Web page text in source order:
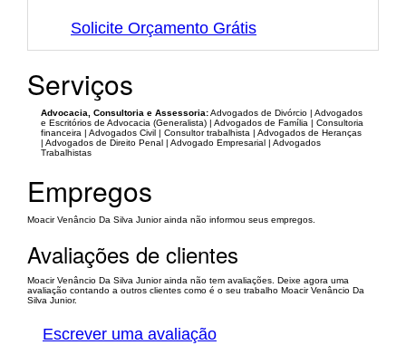
Solicite Orçamento Grátis
Serviços
Advocacia, Consultoria e Assessoria:Advogados de Divórcio | Advogados
e Escritórios de Advocacia (Generalista) | Advogados de Família | Consultoria
financeira | Advogados Civil | Consultor trabalhista | Advogados de Heranças
| Advogados de Direito Penal | Advogado Empresarial | Advogados
Trabalhistas
Empregos
Moacir Venâncio Da Silva Junior ainda não informou seus empregos.
Avaliações de clientes
Moacir Venâncio Da Silva Junior ainda não tem avaliações. Deixe agora uma
avaliação contando a outros clientes como é o seu trabalho Moacir Venâncio Da
Silva Junior.
Escrever uma avaliação